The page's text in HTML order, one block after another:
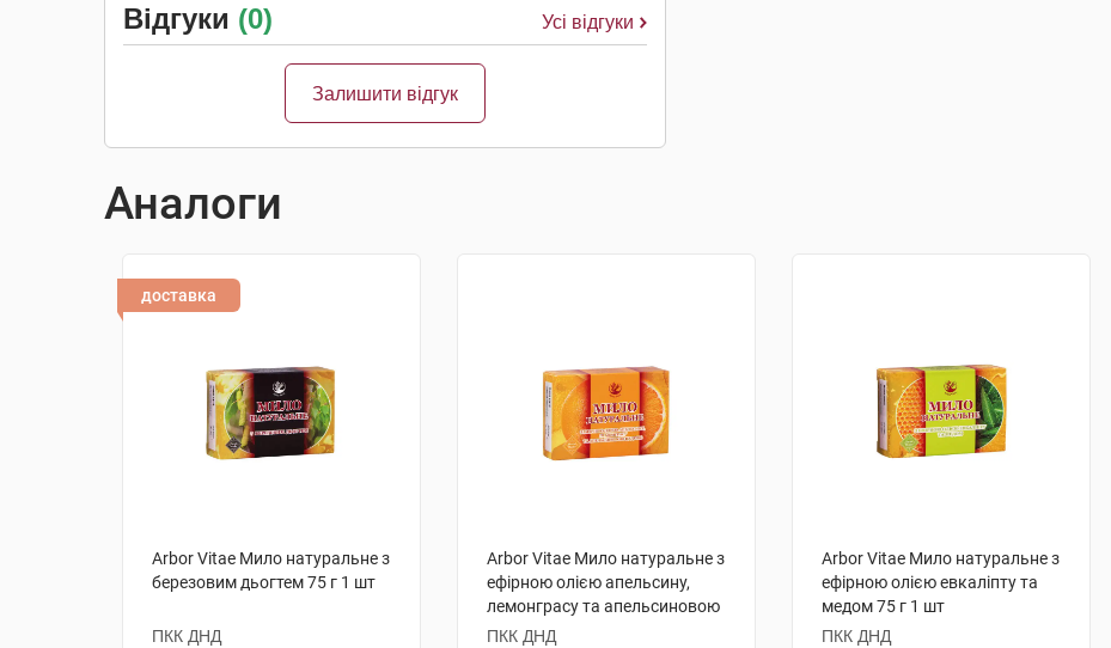
Відгуки (0) Усі відгуки
Залишити відгук
Аналоги
доставка
Arbor Vitae Мило натуральне з
березовим дьогтем 75 г 1 шт
ПКК ДНД
Arbor Vitae Мило натуральне з
ефірною олією апельсину,
лемонграсу та апельсиновою
цедрою 75 г 1 шт
ПКК ДНД
Arbor Vitae Мило натуральне з
ефірною олією евкаліпту та
медом 75 г 1 шт
ПКК ДНД